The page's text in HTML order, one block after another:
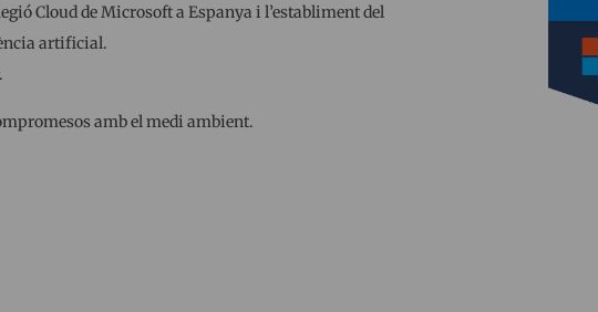
Cloud de Microsoft a Espanya i l’establiment del
artificial.
amb el medi ambient.